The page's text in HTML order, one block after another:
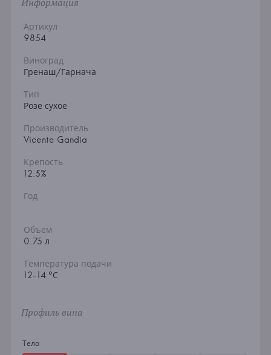
Артикул
9854
Виноград
Гренаш/Гарнача
Тип
Розе сухое
Производитель
Vicente Gandia
Крепость
12.5%
Год
Объем
0.75 л
Температура подачи
12-14 °С
Профиль вина
Тело